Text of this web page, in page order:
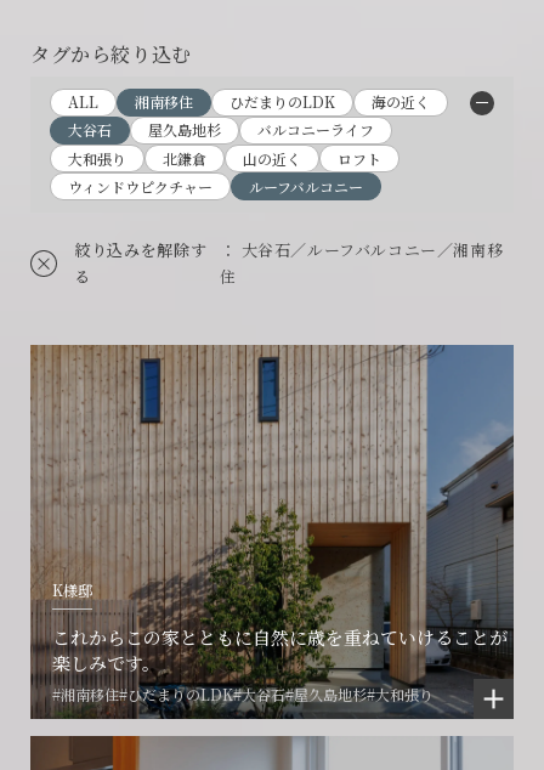
タグから絞り込む
ALL 湘南移住 ひだまりのLDK
海の近く
大谷石
屋久島地杉
バルコニーライフ
大和張り
北鎌倉 山の近く
ロフト
ウィンドウピクチャー
ルーフバルコニー
絞り込みを解除す
る
： 大谷石／ルーフバルコニー／湘南移
住
K様邸
これからこの家とともに自然に歳を重ねていけることが
楽しみです。
#湘南移住#ひだまりのLDK#大谷石#屋久島地杉#大和張り